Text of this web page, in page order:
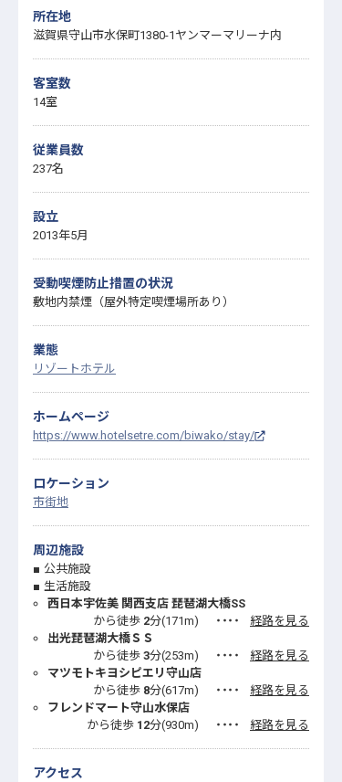
所在地
滋賀県守山市水保町1380-1ヤンマーマリーナ内
客室数
14室
従業員数
237名
設立
2013年5月
受動喫煙防止措置の状況
敷地内禁煙（屋外特定喫煙場所あり）
業態
リゾートホテル
ホームページ
https://www.hotelsetre.com/biwako/stay/
ロケーション
市街地
周辺施設
公共施設
生活施設
西日本宇佐美 関西支店 琵琶湖大橋SS
から徒歩 2分(171m) ・・・・
経路を見る
出光琵琶湖大橋ＳＳ
から徒歩 3分(253m) ・・・・
経路を見る
マツモトキヨシピエリ守山店
から徒歩 8分(617m) ・・・・
経路を見る
フレンドマート守山水保店
から徒歩 12分(930m) ・・・・ 経路を見る
アクセス